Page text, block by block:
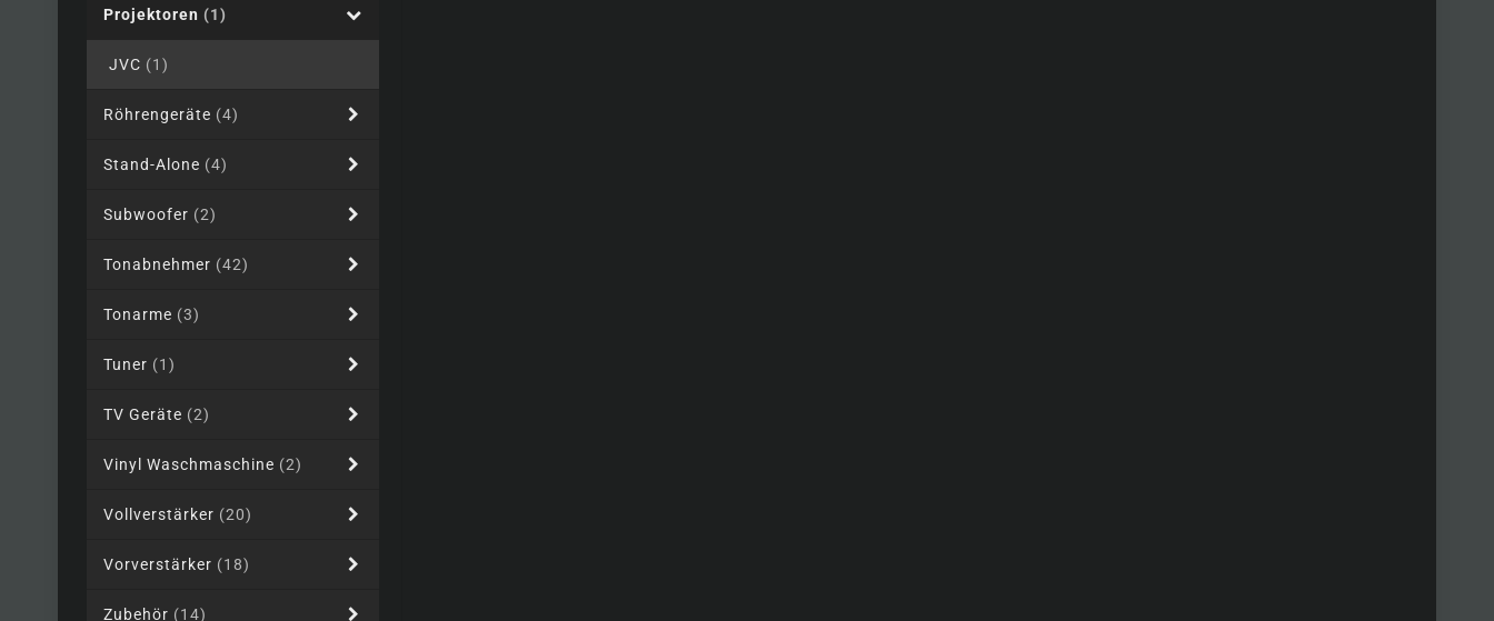
Projektoren (1)
JVC (1)
Röhrengeräte (4)
Stand-Alone (4)
Subwoofer (2)
Tonabnehmer (42)
Tonarme (3)
Tuner (1)
TV Geräte (2)
Vinyl Waschmaschine (2)
Vollverstärker (20)
Vorverstärker (18)
Zubehör (14)